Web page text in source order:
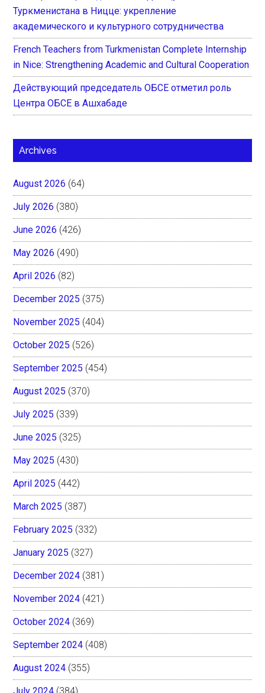
Туркменистана в Ницце: укрепление
академического и культурного сотрудничества
French Teachers from Turkmenistan Complete Internship
in Nice: Strengthening Academic and Cultural Cooperation
Действующий председатель ОБСЕ отметил роль
Центра ОБСЕ в Ашхабаде
Archives
August 2026 (64)
July 2026 (380)
June 2026 (426)
May 2026 (490)
April 2026 (82)
December 2025 (375)
November 2025 (404)
October 2025 (526)
September 2025 (454)
August 2025 (370)
July 2025 (339)
June 2025 (325)
May 2025 (430)
April 2025 (442)
March 2025 (387)
February 2025 (332)
January 2025 (327)
December 2024 (381)
November 2024 (421)
October 2024 (369)
September 2024 (408)
August 2024 (355)